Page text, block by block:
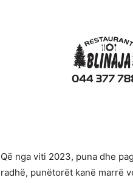
Që nga viti 2023, puna dhe
radhë, punëtorët kanë marrë